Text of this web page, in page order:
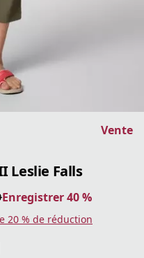
Vente
Leslie Falls
Enregistrer 40 %
20 % de réduction